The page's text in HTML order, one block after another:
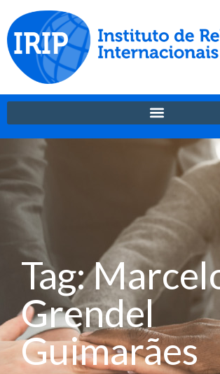
Tag:
Grendel
Guimarães